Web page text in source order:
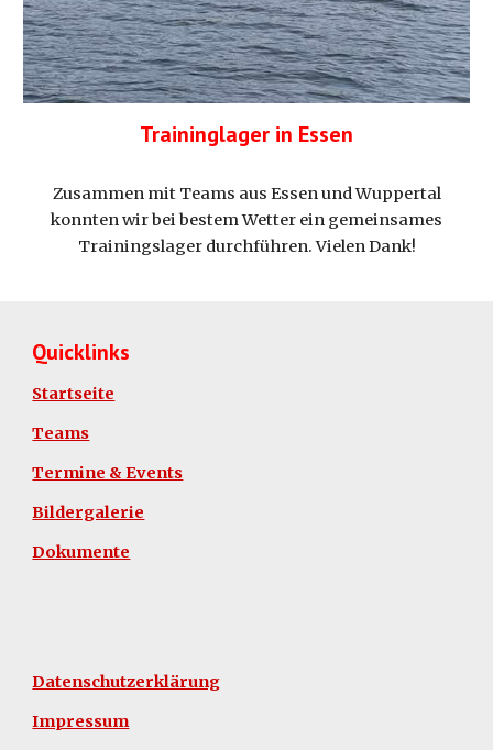
Traininglager in Essen
Zusammen mit Teams aus Essen und Wuppertal
konnten wir bei bestem Wetter ein gemeinsames
Trainingslager durchführen. Vielen Dank!
Quicklinks
Startseite
Teams
Termine & Events
Bildergalerie
Dokumente
Datenschutzerklärung
Impressum